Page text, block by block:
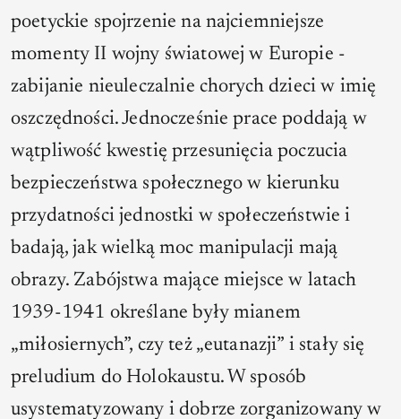
poetyckie spojrzenie na najciemniejsze
momenty II wojny światowej w Europie -
zabijanie nieuleczalnie chorych dzieci w imię
oszczędności. Jednocześnie prace poddają w
wątpliwość kwestię przesunięcia poczucia
bezpieczeństwa społecznego w kierunku
przydatności jednostki w społeczeństwie i
badają, jak wielką moc manipulacji mają
obrazy. Zabójstwa mające miejsce w latach
1939-1941 określane były mianem
„miłosiernych”, czy też „eutanazji” i stały się
preludium do Holokaustu. W sposób
usystematyzowany i dobrze zorganizowany w